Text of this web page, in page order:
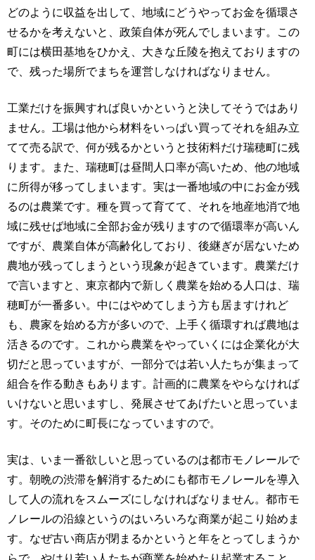
どのように収益を出して、地域にどうやってお金を循環さ
せるかを考えないと、政策自体が死んでしまいます。この
町には横田基地をひかえ、大きな丘陵を抱えておりますの
で、残った場所でまちを運営しなければなりません。
工業だけを振興すれば良いかというと決してそうではあり
ません。工場は他から材料をいっぱい買ってそれを組み立
てて売る訳で、何が残るかというと技術料だけ瑞穂町に残
ります。また、瑞穂町は昼間人口率が高いため、他の地域
に所得が移ってしまいます。実は一番地域の中にお金が残
るのは農業です。種を買って育てて、それを地産地消で地
域に残せば地域に全部お金が残りますので循環率が高いん
ですが、農業自体が高齢化しており、後継ぎが居ないため
農地が残ってしまうという現象が起きています。農業だけ
で言いますと、東京都内で新しく農業を始める人口は、瑞
穂町が一番多い。中にはやめてしまう方も居ますけれど
も、農家を始める方が多いので、上手く循環すれば農地は
活きるのです。これから農業をやっていくには企業化が大
切だと思っていますが、一部分では若い人たちが集まって
組合を作る動きもあります。計画的に農業をやらなければ
いけないと思いますし、発展させてあげたいと思っていま
す。そのために町長になっていますので。
実は、いま一番欲しいと思っているのは都市モノレールで
す。朝晩の渋滞を解消するためにも都市モノレールを導入
して人の流れをスムーズにしなければなりません。都市モ
ノレールの沿線というのはいろいろな商業が起こり始めま
す。なぜ古い商店が閉まるかというと年をとってしまうか